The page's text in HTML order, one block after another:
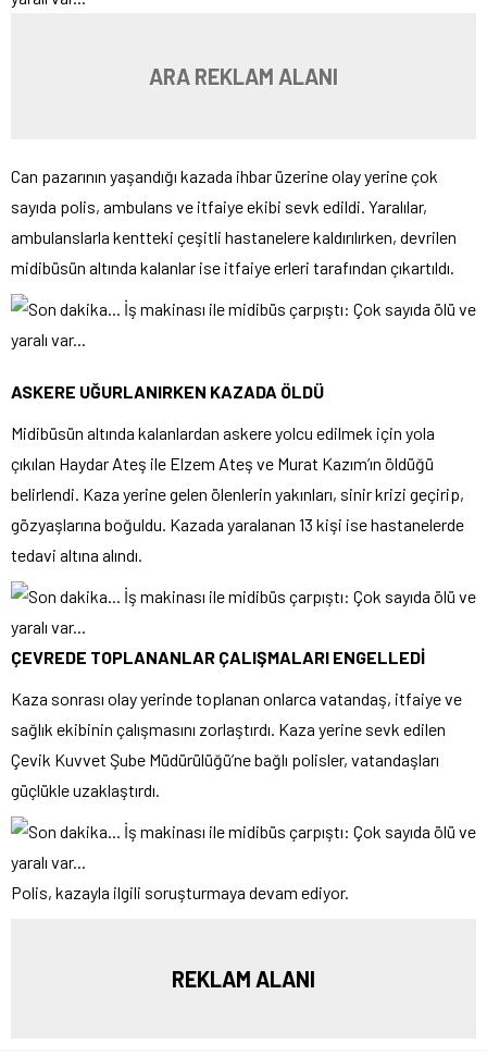
ARA REKLAM ALANI
Can pazarının yaşandığı kazada ihbar üzerine olay yerine çok
sayıda polis, ambulans ve itfaiye ekibi sevk edildi. Yaralılar,
ambulanslarla kentteki çeşitli hastanelere kaldırılırken, devrilen
midibüsün altında kalanlar ise itfaiye erleri tarafından çıkartıldı.
ASKERE UĞURLANIRKEN KAZADA ÖLDÜ
Midibüsün altında kalanlardan askere yolcu edilmek için yola
çıkılan Haydar Ateş ile Elzem Ateş ve Murat Kazım’ın öldüğü
belirlendi. Kaza yerine gelen ölenlerin yakınları, sinir krizi geçirip,
gözyaşlarına boğuldu. Kazada yaralanan 13 kişi ise hastanelerde
tedavi altına alındı.
ÇEVREDE TOPLANANLAR ÇALIŞMALARI ENGELLEDİ
Kaza sonrası olay yerinde toplanan onlarca vatandaş, itfaiye ve
sağlık ekibinin çalışmasını zorlaştırdı. Kaza yerine sevk edilen
Çevik Kuvvet Şube Müdürülüğü’ne bağlı polisler, vatandaşları
güçlükle uzaklaştırdı.
Polis, kazayla ilgili soruşturmaya devam ediyor.
REKLAM ALANI